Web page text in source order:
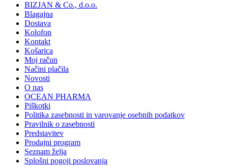
BIZJAN & Co., d.o.o.
Blagajna
Dostava
Kolofon
Kontakt
Košarica
Moj račun
Načini plačila
Novosti
O nas
OCEAN PHARMA
Piškotki
Politika zasebnosti in varovanje osebnih podatkov
Pravilnik o zasebnosti
Predstavitev
Prodajni program
Seznam želja
Splošni pogoji poslovanja